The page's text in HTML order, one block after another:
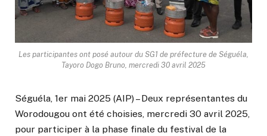
Les participantes ont posé autour du SG1 de préfecture de Séguéla,
Tayoro Dogo Bruno, mercredi 30 avril 2025
Séguéla, 1er mai 2025 (AIP) – Deux représentantes du
Worodougou ont été choisies, mercredi 30 avril 2025,
pour participer à la phase finale du festival de la